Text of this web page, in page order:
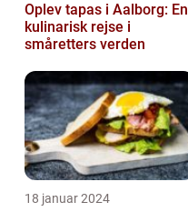
Oplev tapas i Aalborg: En
kulinarisk rejse i
småretters verden
18 januar 2024